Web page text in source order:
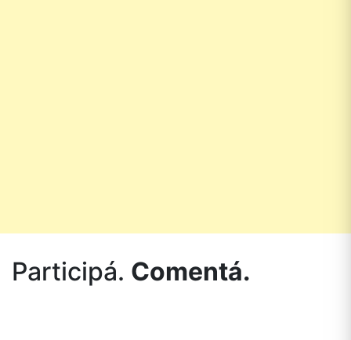
Participá. Comentá.